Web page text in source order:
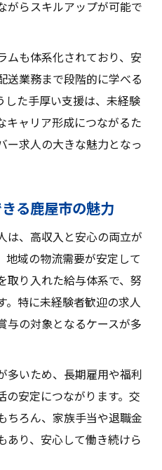
がらスキルアップが可能で
ムも体系化されており、安
送業務まで段階的に学べる
した手厚い支援は、未経験
キャリア形成につながるた
ー求人の大きな魅力となっ
る鹿屋市の魅力
は、高収入と安心の両立が
地域の物流需要が安定して
取り入れた給与体系で、努
。特に未経験者歓迎の求人
与の対象となるケースが多
多いため、長期雇用や福利
の安定につながります。交
ちろん、家族手当や退職金
あり、安心して働き続けら